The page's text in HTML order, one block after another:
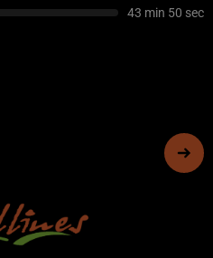
43 min 50 sec